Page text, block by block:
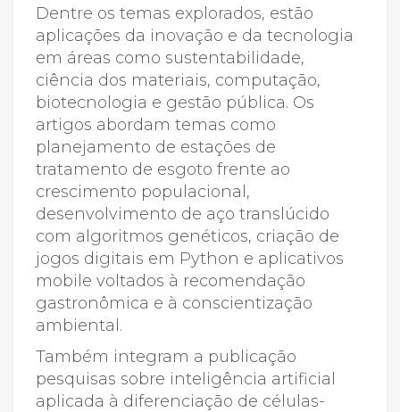
Dentre os temas explorados, estão
aplicações da inovação e da tecnologia
em áreas como sustentabilidade,
ciência dos materiais, computação,
biotecnologia e gestão pública. Os
artigos abordam temas como
planejamento de estações de
tratamento de esgoto frente ao
crescimento populacional,
desenvolvimento de aço translúcido
com algoritmos genéticos, criação de
jogos digitais em Python e aplicativos
mobile voltados à recomendação
gastronômica e à conscientização
ambiental.
Também integram a publicação
pesquisas sobre inteligência artificial
aplicada à diferenciação de células-